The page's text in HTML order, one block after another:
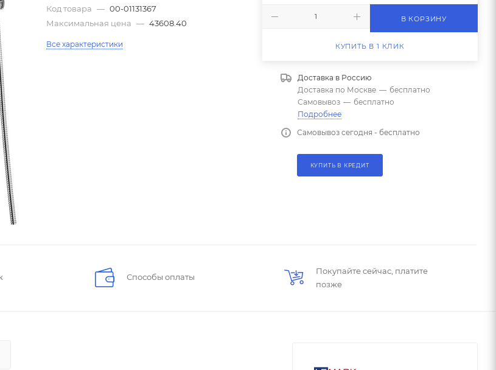
Код товара — 00-01131367
Максимальная цена — 43608.40
Все характеристики
В КОРЗИНУ
КУПИТЬ В 1 КЛИК
Доставка в Россию
Доставка по Москве — бесплатно
Самовывоз — бесплатно
Подробнее
Самовывоз сегодня - бесплатно
КУПИТЬ В КРЕДИТ
Способы оплаты
Покупайте сейчас, платите
позже